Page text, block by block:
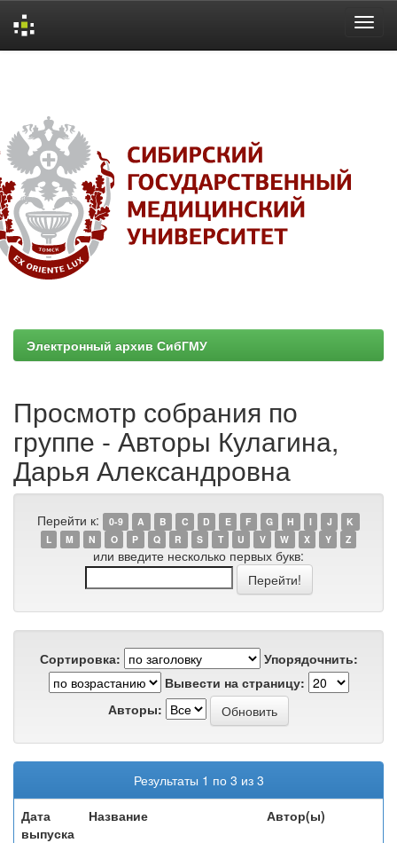
Электронный архив СибГМУ
Просмотр собрания по
группе - Авторы Кулагина,
Дарья Александровна
Перейти к: 0-9 A B C D E F G H I J
K
L
M N O P Q R S T U V W X Y Z
или введите несколько первых букв:
Сортировка:
Упорядочнить:
Вывести на страницу:
Авторы:
Результаты 1 по 3 из 3
Дата
выпуска
Название Автор(ы)